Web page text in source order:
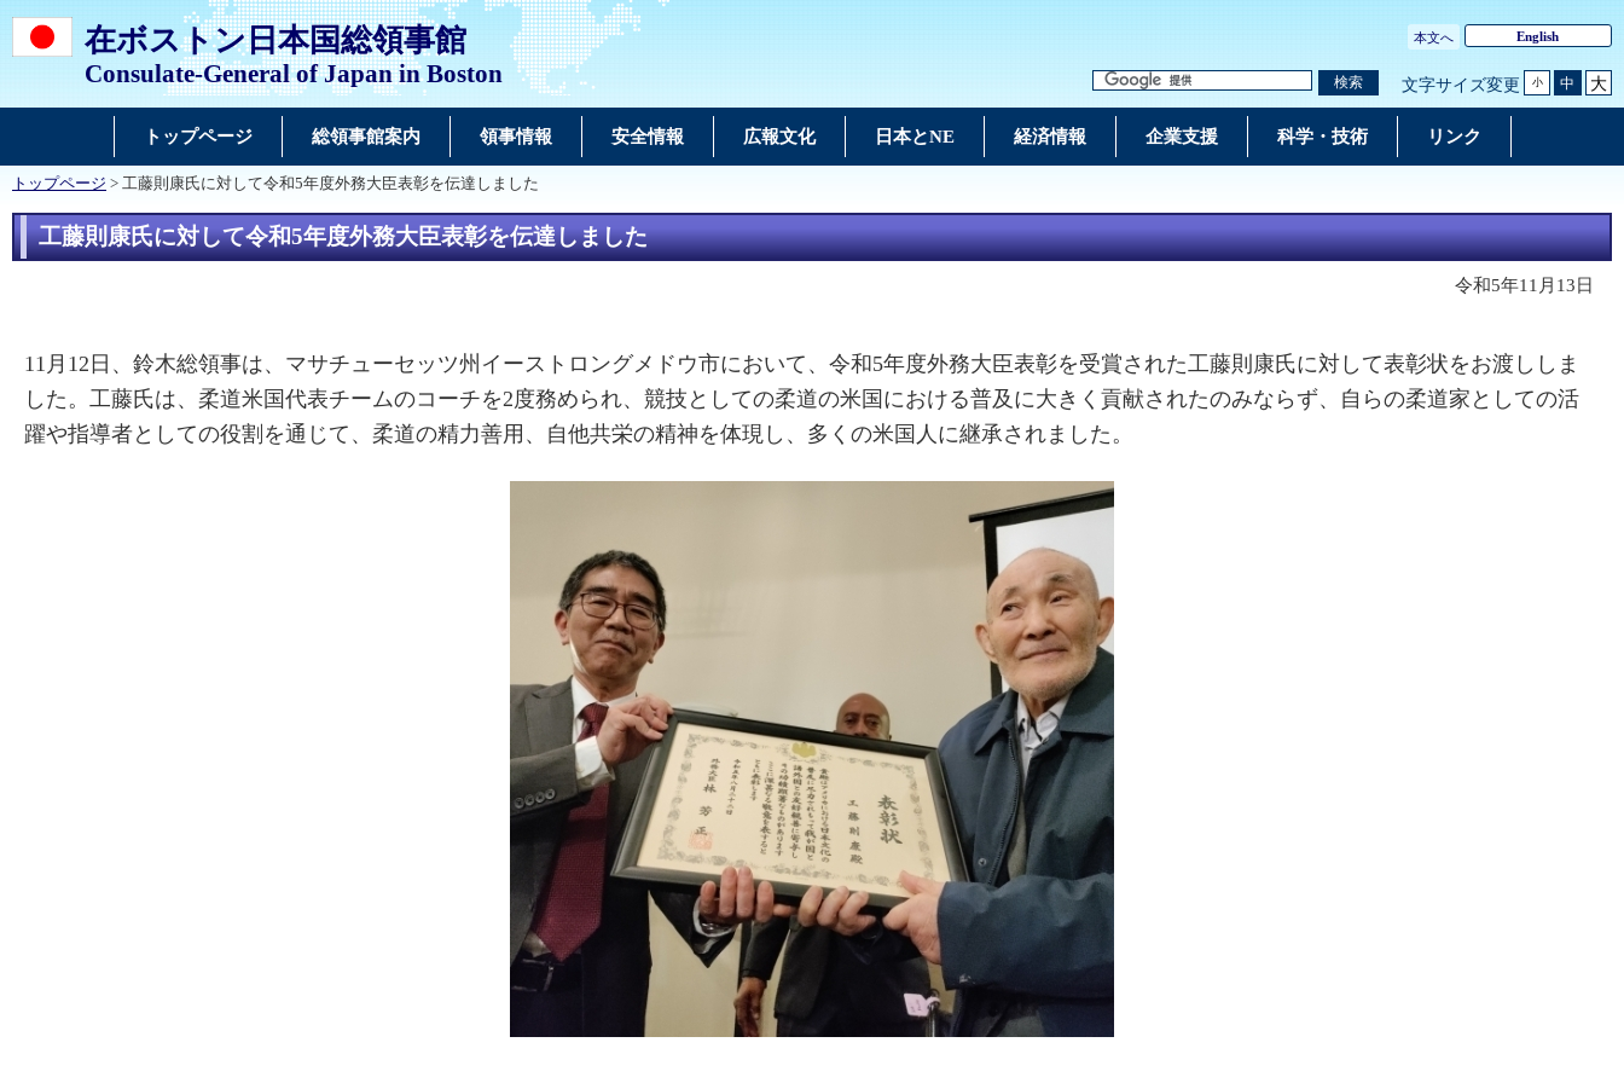
在ボストン日本国総領事館
Consulate-General of Japan in Boston
本文へ English
検索 文字サイズ変更 小 中 大
トップページ 総領事館案内 領事情報 安全情報 広報文化 日本とNE 経済情報 企業支援 科学・技術 リンク
トップページ > 工藤則康氏に対して令和5年度外務大臣表彰を伝達しました
工藤則康氏に対して令和5年度外務大臣表彰を伝達しました
令和5年11月13日
11月12日、鈴木総領事は、マサチューセッツ州イーストロングメドウ市において、令和5年度外務大臣表彰を受賞された工藤則康氏に対して表彰状をお渡ししま
した。工藤氏は、柔道米国代表チームのコーチを2度務められ、競技としての柔道の米国における普及に大きく貢献されたのみならず、自らの柔道家としての活
躍や指導者としての役割を通じて、柔道の精力善用、自他共栄の精神を体現し、多くの米国人に継承されました。